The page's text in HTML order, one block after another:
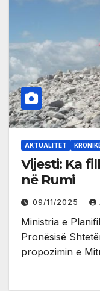
AKTUALITET
Vijesti: Ka
në Rumi
09/11/2025
Ministria e
Pronësisë
propozimin e